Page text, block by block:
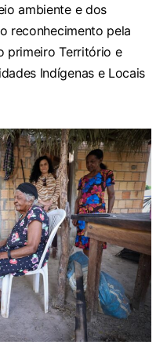
ambiente e dos
reconhecimento pela
primeiro Território e
Indígenas e Locais